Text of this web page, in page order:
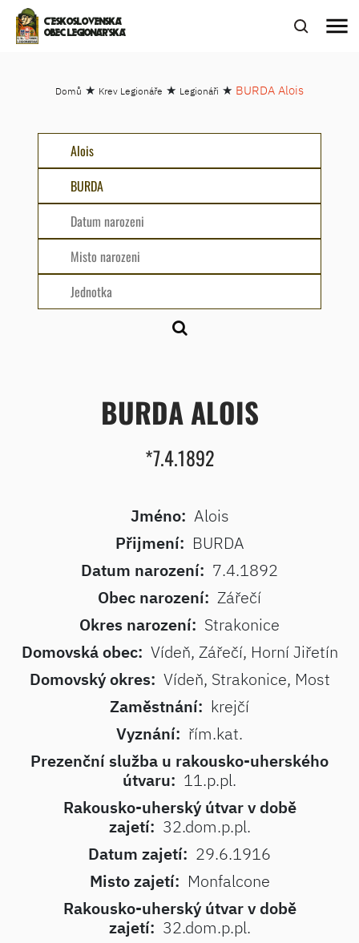
ČESKOSLOVENSKÁ
OBEC LEGIONÁŘSKÁ
menu
Domů ★ Krev Legionáře ★ Legionáři ★ BURDA Alois
BURDA ALOIS
*7.4.1892
Jméno: Alois
Přijmení: BURDA
Datum narození: 7.4.1892
Obec narození: Zářečí
Okres narození: Strakonice
Domovská obec: Vídeň, Zářečí, Horní Jiřetín
Domovský okres: Vídeň, Strakonice, Most
Zaměstnání: krejčí
Vyznání: řím.kat.
Prezenční služba u rakousko-uherského
útvaru: 11.p.pl.
Rakousko-uherský útvar v době
zajetí: 32.dom.p.pl.
Datum zajetí: 29.6.1916
Misto zajetí: Monfalcone
Rakousko-uherský útvar v době
zajetí: 32.dom.p.pl.